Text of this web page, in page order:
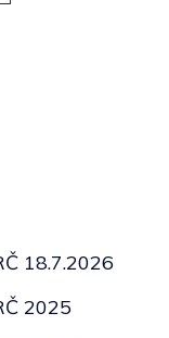
18.7.2026
2025